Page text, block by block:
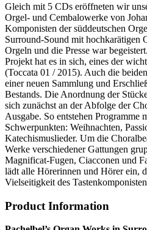
Gleich mit 5 CDs eröffneten wir
Orgel- und Cembalowerke von
Komponisten der süddeutschen
Surround-Sound mit hochkarätigen
Orgeln und die Presse war
Projekt hat es in sich, eines der
(Toccata 01 / 2015). Auch die
einer neuen Sammlung und
Bestands. Die Anordnung der
sich zunächst an der Abfolge der
Ausgabe. So entstehen Programme
Schwerpunkten: Weihnachten,
Katechismuslieder. Um die
Werke verschiedener Gattungen
Magnificat-Fugen, Ciacconen und
lädt alle Hörerinnen und Hörer ein,
Vielseitigkeit des
Product Information